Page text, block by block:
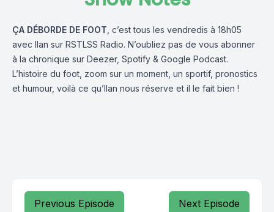
ÇA DÉBORDE DE FOOT , c’est tous les vendredis à 18h05
avec Ilan sur RSTLSS Radio. N’oubliez pas de vous abonner
à la chronique sur Deezer, Spotify & Google Podcast.
L’histoire du foot, zoom sur un moment, un sportif, pronostics
et humour, voilà ce qu’Ilan nous réserve et il le fait bien !
Previous Episode Next Episode